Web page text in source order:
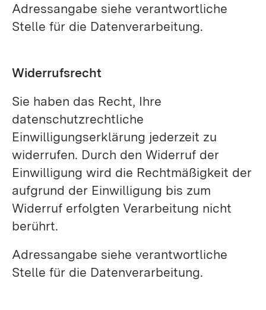
Adressangabe siehe verantwortliche
Stelle für die Datenverarbeitung.
Widerrufsrecht
Sie haben das Recht, Ihre
datenschutzrechtliche
Einwilligungserklärung jederzeit zu
widerrufen. Durch den Widerruf der
Einwilligung wird die Rechtmäßigkeit der
aufgrund der Einwilligung bis zum
Widerruf erfolgten Verarbeitung nicht
berührt.
Adressangabe siehe verantwortliche
Stelle für die Datenverarbeitung.